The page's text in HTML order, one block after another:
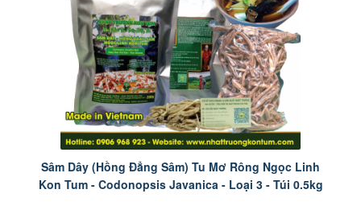
Sâm Dây (Hồng Đẳng Sâm) Tu Mơ Rông Ngọc Linh
Kon Tum - Codonopsis Javanica - Loại 3 - Túi 0.5kg